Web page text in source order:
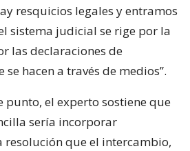
resquicios legales y entramos
sistema judicial se rige por la
las declaraciones de
hacen a través de medios”.
punto, el experto sostiene que
sería incorporar
resolución que el intercambio,